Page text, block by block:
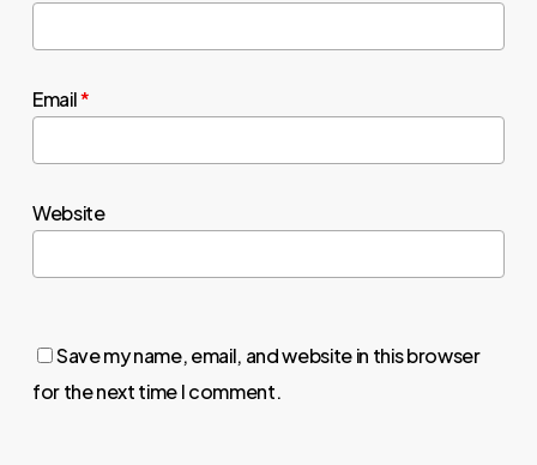
Email*
Website
Save my name, email, and website in this browser
for the next time I comment.